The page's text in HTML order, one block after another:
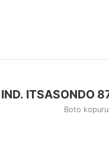
IND. ITSASONDO
Boto